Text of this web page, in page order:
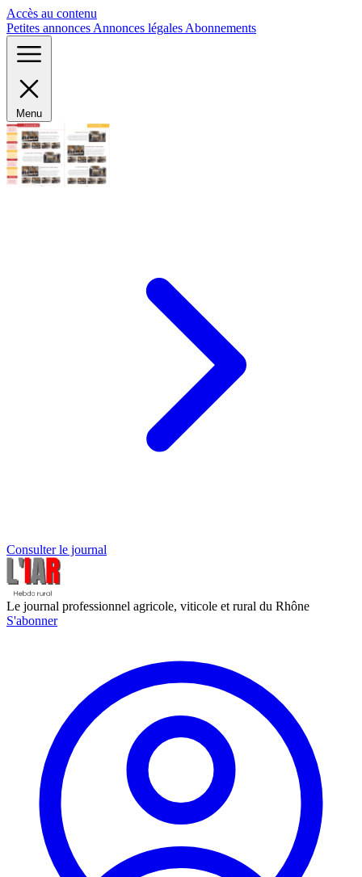
Accès au contenu
Petites annonces Annonces légales Abonnements
Menu
Consulter le journal
Le journal professionnel agricole, viticole et rural du Rhône
S'abonner
Panneau de gestion des cookies